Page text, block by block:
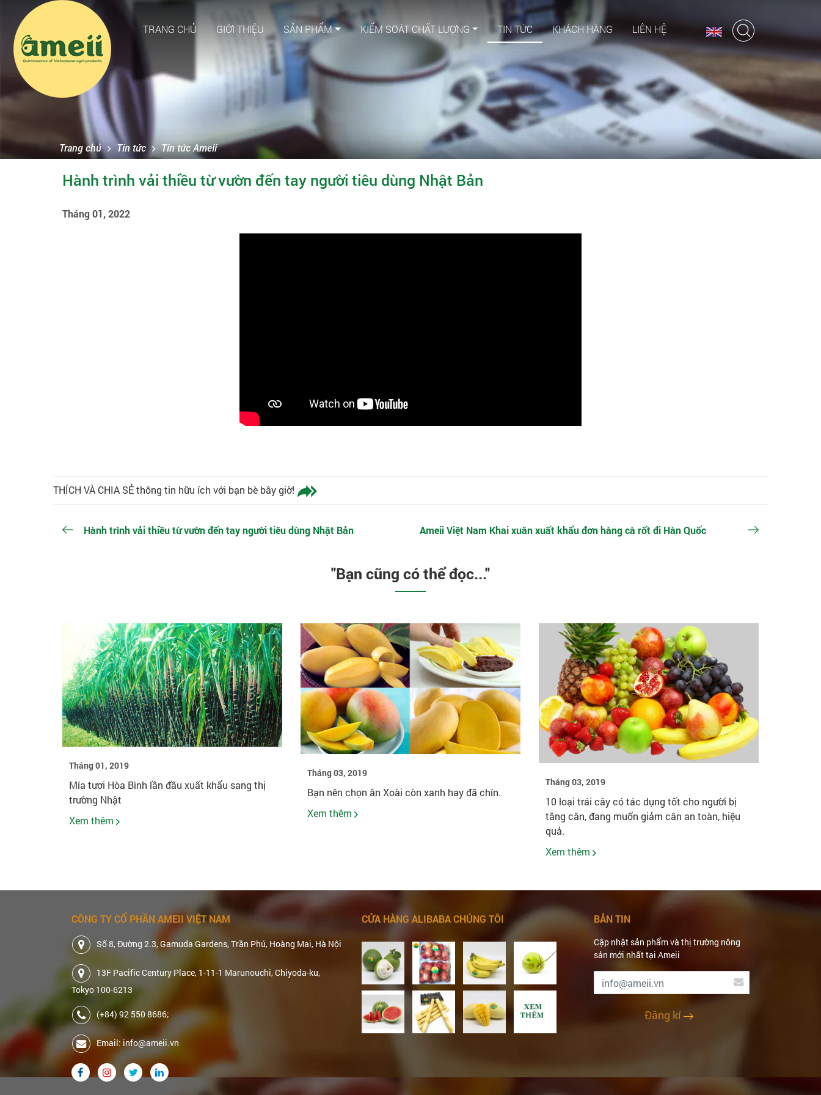
TRANG CHỦ GIỚI THIỆU SẢN PHẨM KIỂM SOÁT CHẤT LƯỢNG TIN TỨC KHÁCH HÀNG LIÊN HỆ
Trang chủ Tin tức Tin tức Ameii
Hành trình vải thiều từ vườn đến tay người tiêu dùng Nhật Bản
Tháng 01, 2022
THÍCH VÀ CHIA SẺ thông tin hữu ích với bạn bè bây giờ!
Hành trình vải thiều từ vườn đến tay người tiêu dùng Nhật Bản Ameii Việt Nam Khai xuân xuất khẩu đơn hàng cà rốt đi Hàn Quốc
"Bạn cũng có thể đọc..."
Tháng 01, 2019
Mía tươi Hòa Bình lần đầu xuất khẩu sang thị
trường Nhật
Xem thêm
Tháng 03, 2019
Bạn nên chọn ăn Xoài còn xanh hay đã chín.
Xem thêm
Tháng 03, 2019
10 loại trái cây có tác dụng tốt cho người bị
tăng cân, đang muốn giảm cân an toàn, hiệu
quả.
Xem thêm
CÔNG TY CỔ PHẦN AMEII VIỆT NAM
Số 8, Đường 2.3, Gamuda Gardens, Trần Phú, Hoàng Mai, Hà Nội
13F Pacific Century Place, 1-11-1 Marunouchi, Chiyoda-ku,
Tokyo 100-6213
(+84) 92 550 8686;
Email: info@ameii.vn
CỬA HÀNG ALIBABA CHÚNG TÔI BẢN TIN
Cập nhật sản phẩm và thị trường nông
sản mới nhất tại Ameii
Đăng kí